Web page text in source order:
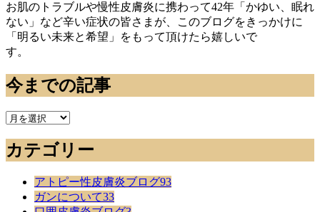
お肌のトラブルや慢性皮膚炎に携わって42年「かゆい、眠れ
ない」など辛い症状の皆さまが、このブログをきっかけに
「明るい未来と希望」をもって頂けたら嬉しいで
す。
今までの記事
今
で
の
カテゴリー
アトピー性皮膚炎ブログ93
ガンについて33